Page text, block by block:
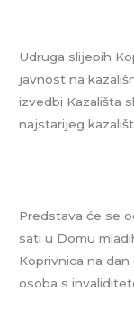
Udruga slijepih
javnost na
izvedbi Kazališta
najstarijeg
Predstava će se
sati u Domu
Koprivnica na
osoba s